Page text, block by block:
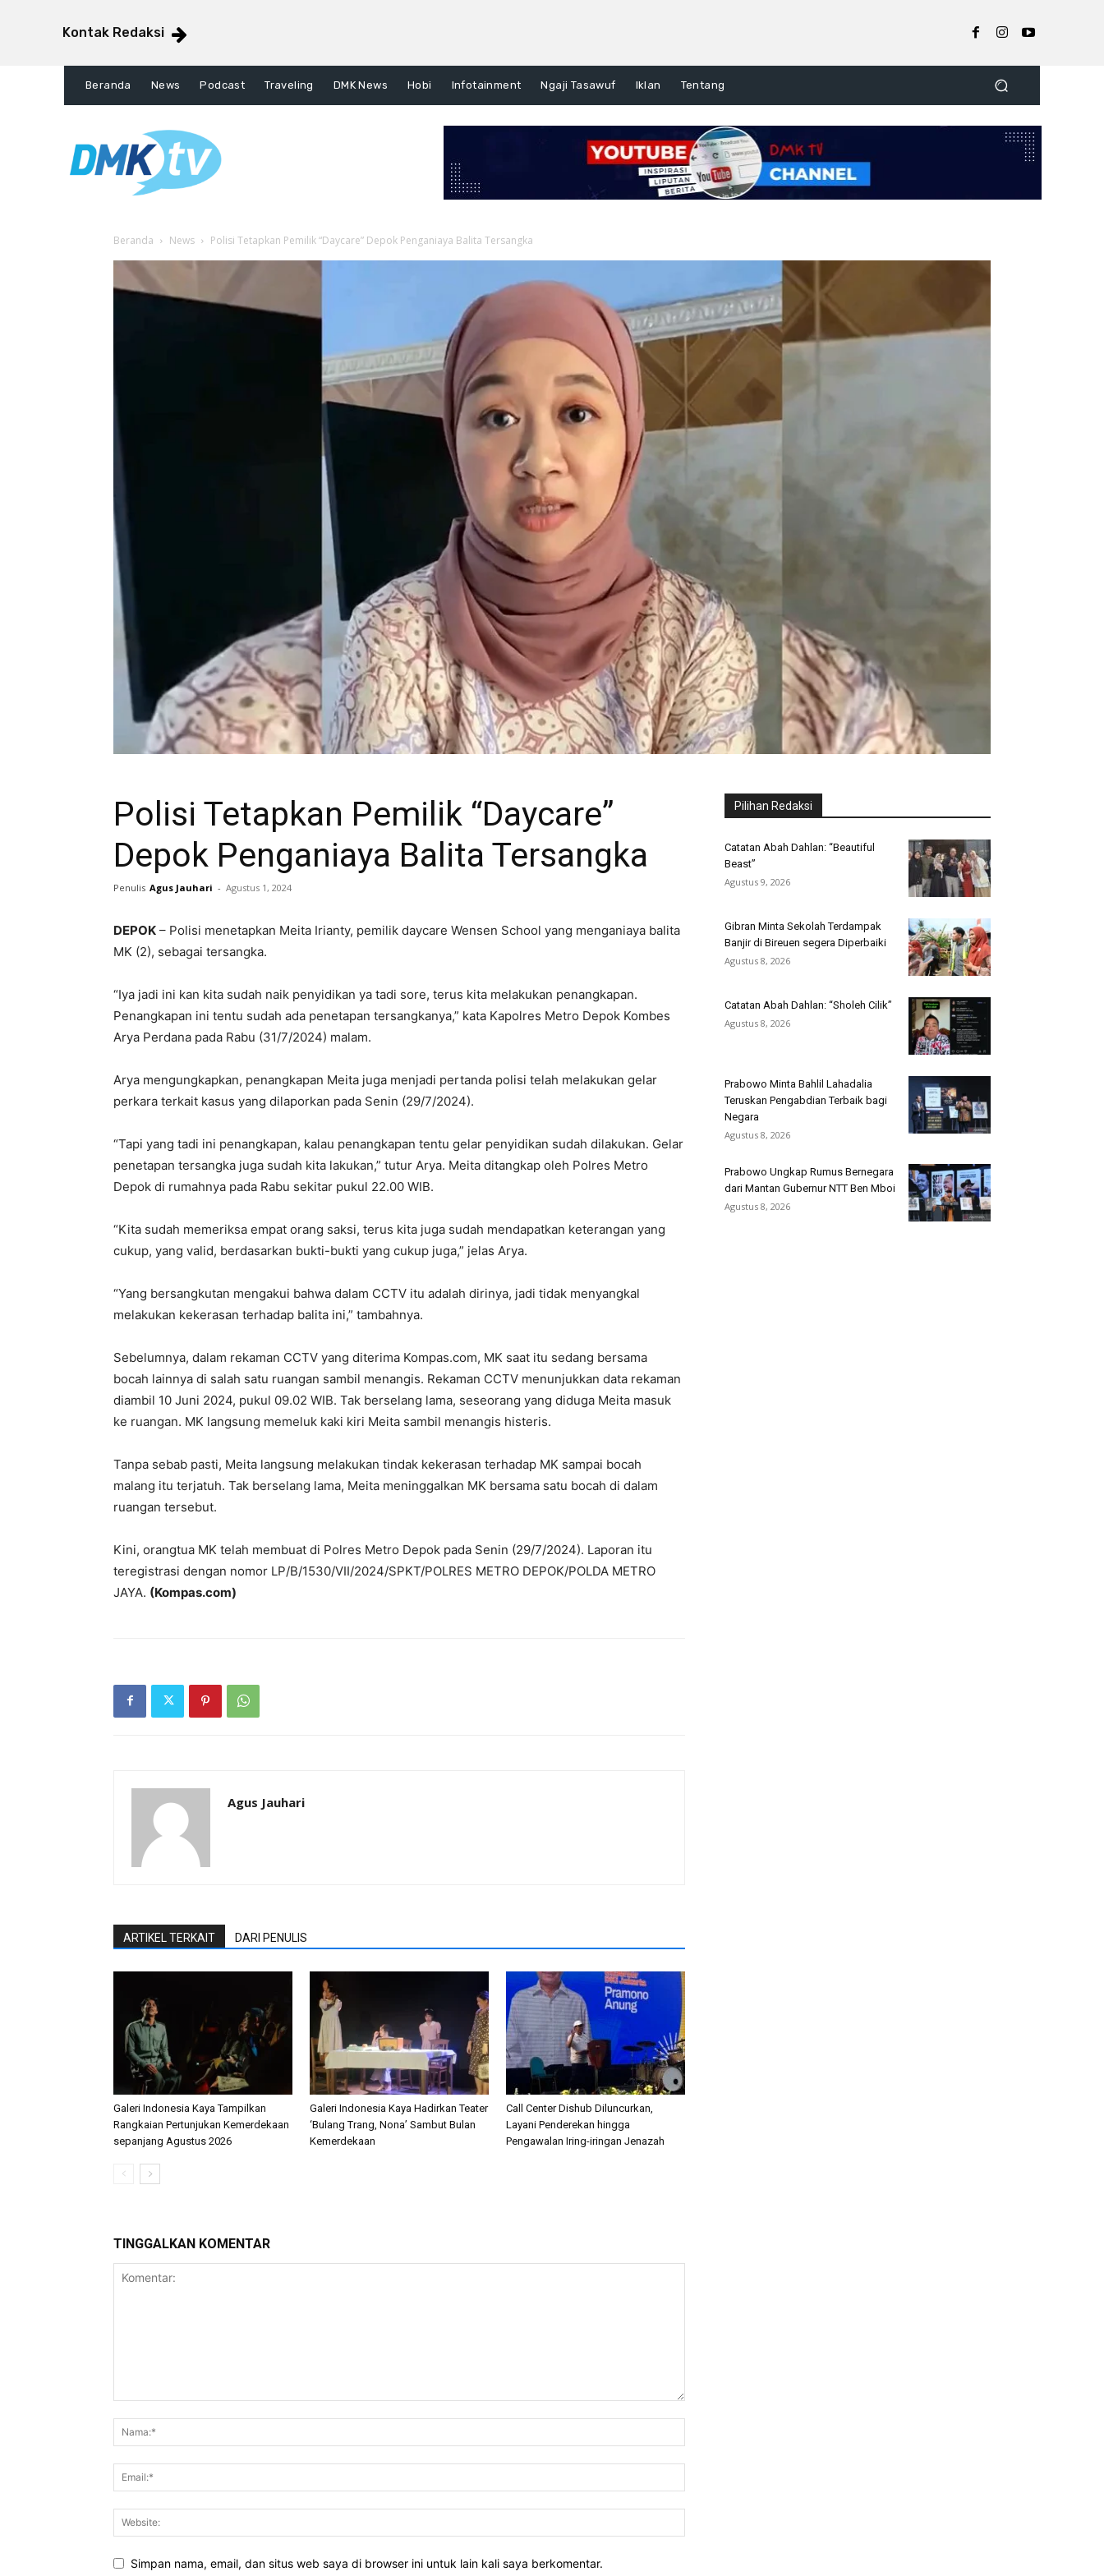
Kontak Redaksi
Beranda News Podcast Traveling DMK News Hobi Infotainment Ngaji Tasawuf Iklan Tentang
Beranda News Polisi Tetapkan Pemilik “Daycare” Depok Penganiaya Balita Tersangka
Polisi Tetapkan Pemilik “Daycare”
Depok Penganiaya Balita Tersangka
Penulis Agus Jauhari - Agustus 1, 2024
DEPOK – Polisi menetapkan Meita Irianty, pemilik daycare Wensen School yang menganiaya balita
MK (2), sebagai tersangka.
“Iya jadi ini kan kita sudah naik penyidikan ya tadi sore, terus kita melakukan penangkapan.
Penangkapan ini tentu sudah ada penetapan tersangkanya,” kata Kapolres Metro Depok Kombes
Arya Perdana pada Rabu (31/7/2024) malam.
Arya mengungkapkan, penangkapan Meita juga menjadi pertanda polisi telah melakukan gelar
perkara terkait kasus yang dilaporkan pada Senin (29/7/2024).
“Tapi yang tadi ini penangkapan, kalau penangkapan tentu gelar penyidikan sudah dilakukan. Gelar
penetapan tersangka juga sudah kita lakukan,” tutur Arya. Meita ditangkap oleh Polres Metro
Depok di rumahnya pada Rabu sekitar pukul 22.00 WIB.
“Kita sudah memeriksa empat orang saksi, terus kita juga sudah mendapatkan keterangan yang
cukup, yang valid, berdasarkan bukti-bukti yang cukup juga,” jelas Arya.
“Yang bersangkutan mengakui bahwa dalam CCTV itu adalah dirinya, jadi tidak menyangkal
melakukan kekerasan terhadap balita ini,” tambahnya.
Sebelumnya, dalam rekaman CCTV yang diterima Kompas.com, MK saat itu sedang bersama
bocah lainnya di salah satu ruangan sambil menangis. Rekaman CCTV menunjukkan data rekaman
diambil 10 Juni 2024, pukul 09.02 WIB. Tak berselang lama, seseorang yang diduga Meita masuk
ke ruangan. MK langsung memeluk kaki kiri Meita sambil menangis histeris.
Tanpa sebab pasti, Meita langsung melakukan tindak kekerasan terhadap MK sampai bocah
malang itu terjatuh. Tak berselang lama, Meita meninggalkan MK bersama satu bocah di dalam
ruangan tersebut.
Kini, orangtua MK telah membuat di Polres Metro Depok pada Senin (29/7/2024). Laporan itu
teregistrasi dengan nomor LP/B/1530/VII/2024/SPKT/POLRES METRO DEPOK/POLDA METRO
JAYA. (Kompas.com)
Agus Jauhari
ARTIKEL TERKAIT DARI PENULIS
Galeri Indonesia Kaya Tampilkan
Rangkaian Pertunjukan Kemerdekaan
sepanjang Agustus 2026
Galeri Indonesia Kaya Hadirkan Teater
‘Bulang Trang, Nona’ Sambut Bulan
Kemerdekaan
Call Center Dishub Diluncurkan,
Layani Penderekan hingga
Pengawalan Iring-iringan Jenazah
TINGGALKAN KOMENTAR
Simpan nama, email, dan situs web saya di browser ini untuk lain kali saya berkomentar.
Pilihan Redaksi
Catatan Abah Dahlan: “Beautiful
Beast”
Agustus 9, 2026
Gibran Minta Sekolah Terdampak
Banjir di Bireuen segera Diperbaiki
Agustus 8, 2026
Catatan Abah Dahlan: “Sholeh Cilik”
Agustus 8, 2026
Prabowo Minta Bahlil Lahadalia
Teruskan Pengabdian Terbaik bagi
Negara
Agustus 8, 2026
Prabowo Ungkap Rumus Bernegara
dari Mantan Gubernur NTT Ben Mboi
Agustus 8, 2026